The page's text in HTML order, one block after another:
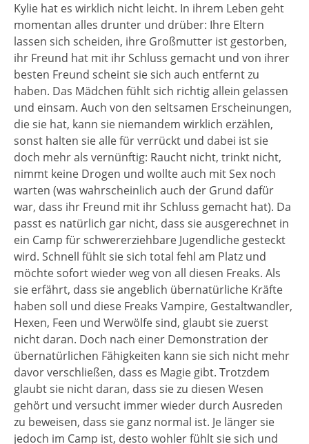
Kylie hat es wirklich nicht leicht. In ihrem Leben geht
momentan alles drunter und drüber: Ihre Eltern
lassen sich scheiden, ihre Großmutter ist gestorben,
ihr Freund hat mit ihr Schluss gemacht und von ihrer
besten Freund scheint sie sich auch entfernt zu
haben. Das Mädchen fühlt sich richtig allein gelassen
und einsam. Auch von den seltsamen Erscheinungen,
die sie hat, kann sie niemandem wirklich erzählen,
sonst halten sie alle für verrückt und dabei ist sie
doch mehr als vernünftig: Raucht nicht, trinkt nicht,
nimmt keine Drogen und wollte auch mit Sex noch
warten (was wahrscheinlich auch der Grund dafür
war, dass ihr Freund mit ihr Schluss gemacht hat). Da
passt es natürlich gar nicht, dass sie ausgerechnet in
ein Camp für schwererziehbare Jugendliche gesteckt
wird. Schnell fühlt sie sich total fehl am Platz und
möchte sofort wieder weg von all diesen Freaks. Als
sie erfährt, dass sie angeblich übernatürliche Kräfte
haben soll und diese Freaks Vampire, Gestaltwandler,
Hexen, Feen und Werwölfe sind, glaubt sie zuerst
nicht daran. Doch nach einer Demonstration der
übernatürlichen Fähigkeiten kann sie sich nicht mehr
davor verschließen, dass es Magie gibt. Trotzdem
glaubt sie nicht daran, dass sie zu diesen Wesen
gehört und versucht immer wieder durch Ausreden
zu beweisen, dass sie ganz normal ist. Je länger sie
jedoch im Camp ist, desto wohler fühlt sie sich und